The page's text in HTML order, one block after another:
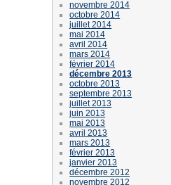
novembre 2014
octobre 2014
juillet 2014
mai 2014
avril 2014
mars 2014
février 2014
décembre 2013
octobre 2013
septembre 2013
juillet 2013
juin 2013
mai 2013
avril 2013
mars 2013
février 2013
janvier 2013
décembre 2012
novembre 2012